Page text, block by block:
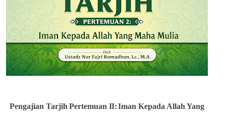
Pengajian Tarjih Pertemuan II:Iman Kepada Allah Yang